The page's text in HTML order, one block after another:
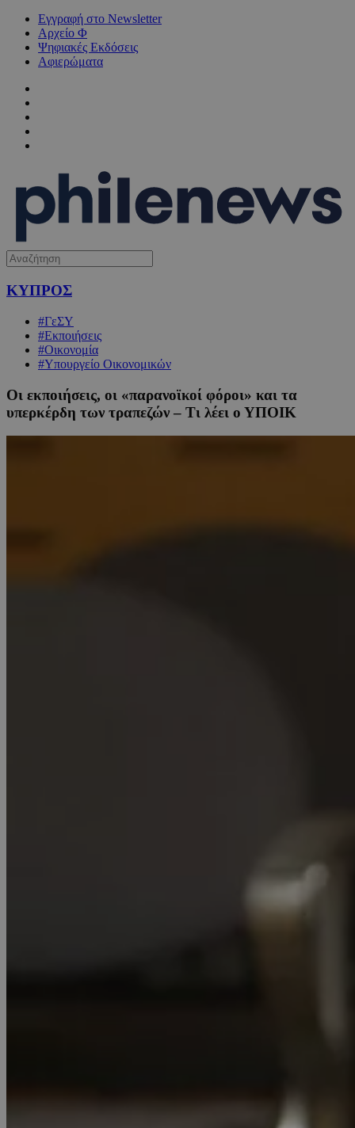
Εγγραφή στο Newsletter
Αρχείο Φ
Ψηφιακές Εκδόσεις
Αφιερώματα
ΚΥΠΡΟΣ
#ΓεΣΥ
#Εκποιήσεις
#Οικονομία
#Υπουργείο Οικονομικών
Οι εκποιήσεις, οι «παρανοϊκοί φόροι» και τα
υπερκέρδη των τραπεζών – Τι λέει ο ΥΠΟΙΚ